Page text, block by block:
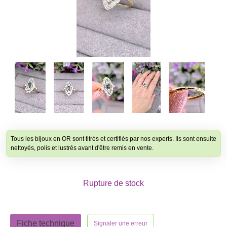
Tous les bijoux en OR sont titrés et certifiés par nos experts. Ils sont ensuite
nettoyés, polis et lustrés avant d'être remis en vente.
Rupture de stock
Fiche technique Signaler une erreur